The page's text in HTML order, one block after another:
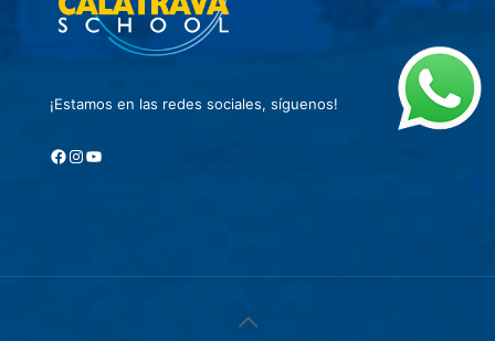
¡Estamos en las redes sociales, síguenos!
Facebook
Instagram
YouTube